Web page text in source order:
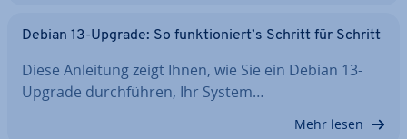
Debian 13-Upgrade: So funk­tio­niert’s Schritt für Schritt
Diese Anleitung zeigt Ihnen, wie Sie ein Debian 13-
Upgrade durch­füh­ren, Ihr System…
Mehr lesen